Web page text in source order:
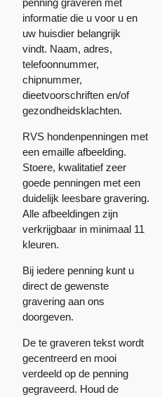
informatie die u voor u en
uw huisdier belangrijk
vindt. Naam, adres,
telefoonnummer,
chipnummer,
dieetvoorschriften en/of
gezondheidsklachten.
RVS hondenpenningen met
een emaille afbeelding.
Stoere, kwalitatief zeer
goede penningen met een
duidelijk leesbare gravering.
Alle afbeeldingen zijn
verkrijgbaar in minimaal 11
kleuren.
Bij iedere penning kunt u
direct de gewenste
gravering aan ons
doorgeven.
De te graveren tekst wordt
gecentreerd en mooi
verdeeld op de penning
gegraveerd. Houd de